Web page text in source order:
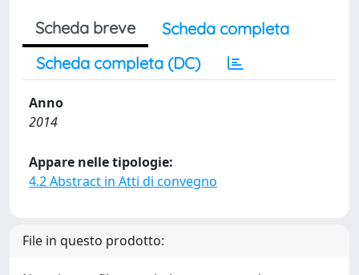
Scheda breve
Scheda completa
Scheda completa (DC)
Anno
2014
Appare nelle tipologie:
4.2 Abstract in Atti di convegno
File in questo prodotto: